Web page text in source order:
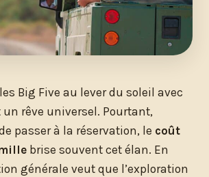
Big Five au lever du soleil avec
rêve universel. Pourtant,
passer à la réservation, le coût
brise souvent cet élan. En
générale veut que l’exploration